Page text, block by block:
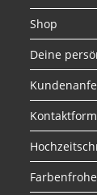
Shop
Deine